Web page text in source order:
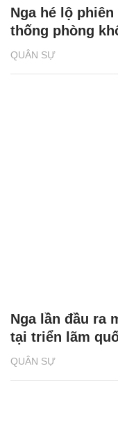
QUÂN SỰ
Nga hé lộ
thống phòng
QUÂN SỰ
Nga lần đầu ra
tại triển lãm